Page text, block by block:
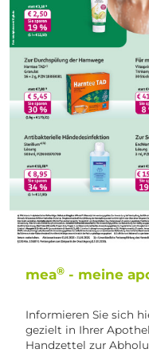
mea® - meine
Informieren Sie sich
gezielt in Ihrer
Handzettel zur